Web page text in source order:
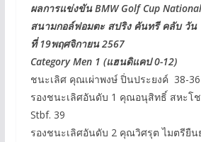
ผลการแข่งขัน BMW Golf Cup
สนามกอล์ฟอมตะ สปริง คันทรี คลับ วัน
ที่ 19พฤศจิกายน 2567
Category Men 1 (แฮนดิแคป 0-12)
ชนะเลิศ คุณเผ่าพงษ์ ปิ่นประยงค์ 38-
รองชนะเลิศอันดับ 1 คุณอนุสิทธิ์ สหะโช
Stbf. 39
รองชนะเลิศอันดับ 2 คุณวิศรุต ไมตรียืน